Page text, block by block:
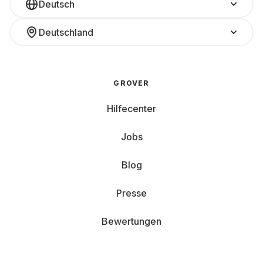
Deutsch
Deutschland
GROVER
Hilfecenter
Jobs
Blog
Presse
Bewertungen